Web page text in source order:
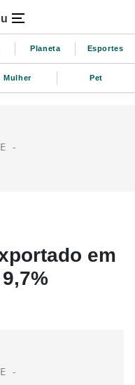
Planeta Esportes
Mulher Pet
em